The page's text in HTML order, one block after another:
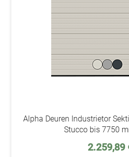
Alpha Deuren Industrietor
Stucco bis 7750
2.259,89